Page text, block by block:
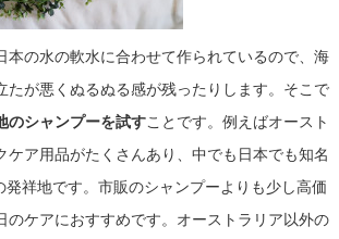
本の水の軟水に合わせて作られているので、海
たが悪くぬるぬる感が残ったりします。そこで
のシャンプーを試すことです。例えばオースト
ケア用品がたくさんあり、中でも日本でも知名
発祥地です。市販のシャンプーよりも少し高価
のケアにおすすめです。オーストラリア以外の